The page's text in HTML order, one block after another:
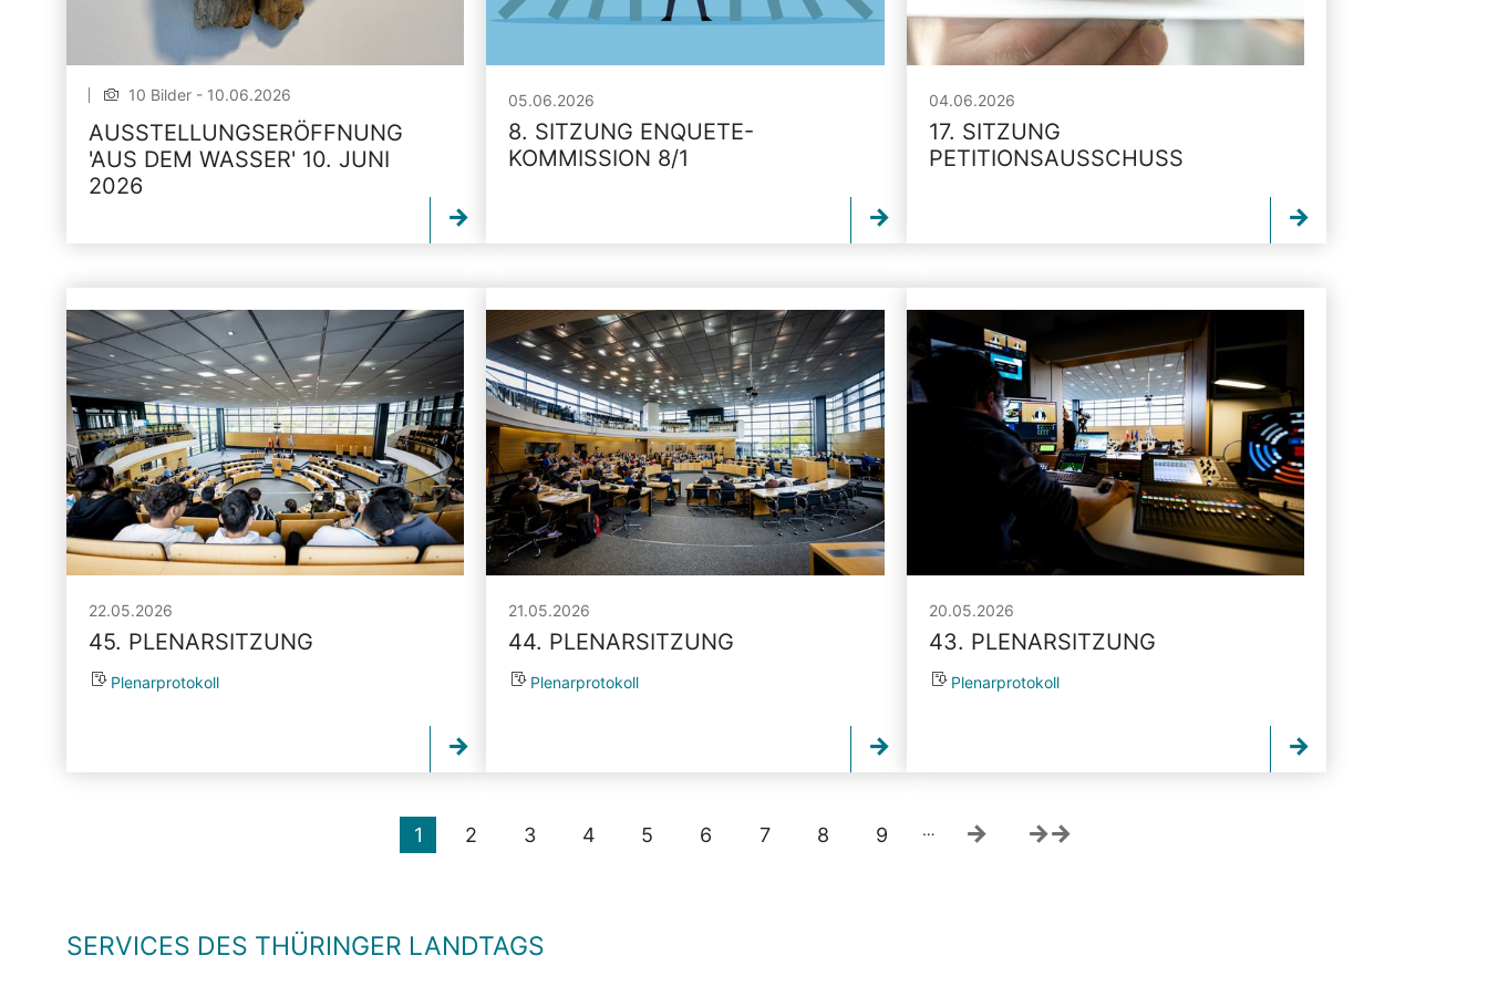
10 Bilder - 10.06.2026
AUSSTELLUNGSERÖFFNUNG
'AUS DEM WASSER' 10. JUNI
2026
05.06.2026
8. SITZUNG ENQUETE-
KOMMISSION 8/1
04.06.2026
17. SITZUNG
PETITIONSAUSSCHUSS
22.05.2026
45. PLENARSITZUNG
Plenarprotokoll
21.05.2026
44. PLENARSITZUNG
Plenarprotokoll
20.05.2026
43. PLENARSITZUNG
Plenarprotokoll
1 2 3 4 5 6 7 8 9 …
SERVICES DES THÜRINGER LANDTAGS